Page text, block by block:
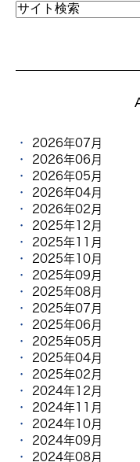
2026年07月
2026年06月
2026年05月
2026年04月
2026年02月
2025年12月
2025年11月
2025年10月
2025年09月
2025年08月
2025年07月
2025年06月
2025年05月
2025年04月
2025年02月
2024年12月
2024年11月
2024年10月
2024年09月
2024年08月